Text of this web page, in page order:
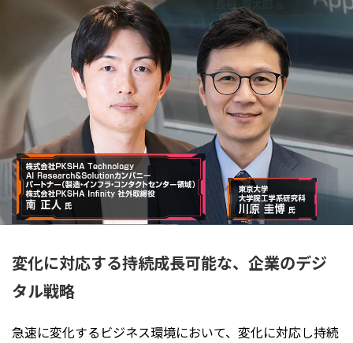
変化に対応する持続成長可能な、企業のデジ
タル戦略
急速に変化するビジネス環境において、変化に対応し持続